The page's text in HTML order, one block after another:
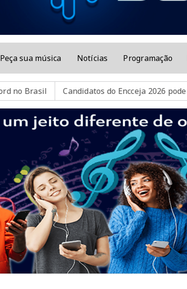
Peça sua música Notícias Programação
Candidatos do Encceja 2026 podem consultar